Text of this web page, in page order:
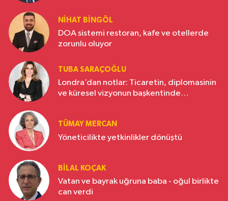
NIHAT BINGÖL
DOA sistemi restoran, kafe ve otellerde
zorunlu oluyor
TUBA SARAÇOĞLU
Londra’dan notlar: Ticaretin, diplomasinin
ve küresel vizyonun başkentinde
TÜMAY MERCAN
Yöneticilikte yetkinlikler dönüştü
BILAL KOÇAK
Vatan ve bayrak uğruna baba - oğul birlikte
can verdi